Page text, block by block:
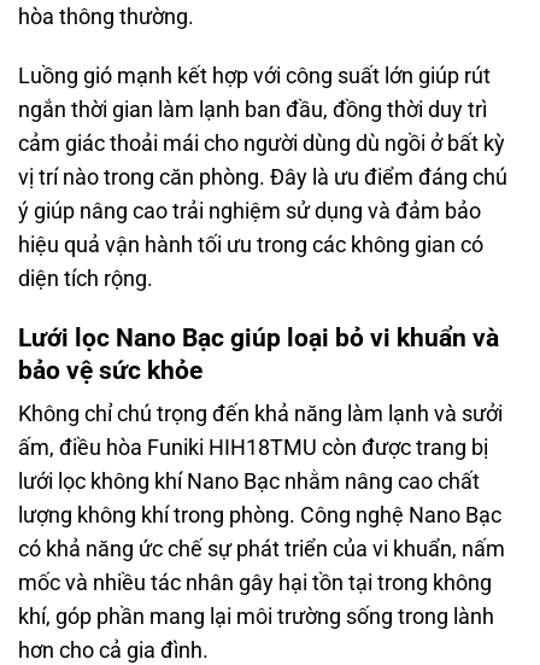
hòa thông thường.
Luồng gió mạnh kết hợp với công suất lớn giúp rút
ngắn thời gian làm lạnh ban đầu, đồng thời duy trì
cảm giác thoải mái cho người dùng dù ngồi ở bất kỳ
vị trí nào trong căn phòng. Đây là ưu điểm đáng chú
ý giúp nâng cao trải nghiệm sử dụng và đảm bảo
hiệu quả vận hành tối ưu trong các không gian có
diện tích rộng.
Lưới lọc Nano Bạc giúp loại bỏ vi khuẩn và
bảo vệ sức khỏe
Không chỉ chú trọng đến khả năng làm lạnh và sưởi
ấm, điều hòa Funiki HIH18TMU còn được trang bị
lưới lọc không khí Nano Bạc nhằm nâng cao chất
lượng không khí trong phòng. Công nghệ Nano Bạc
có khả năng ức chế sự phát triển của vi khuẩn, nấm
mốc và nhiều tác nhân gây hại tồn tại trong không
khí, góp phần mang lại môi trường sống trong lành
hơn cho cả gia đình.